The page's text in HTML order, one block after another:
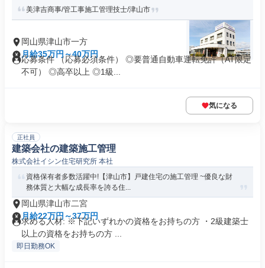
美津吉商事/管工事施工管理技士/津山市
岡山県津山市一方
月給35万円～40万円
応募条件 （応募必須条件） ◎要普通自動車運転免許（AT限定
不可） ◎高卒以上 ◎1級...
気になる
正社員
建築会社の建築施工管理
株式会社イシン住宅研究所 本社
資格保有者多数活躍中!【津山市】戸建住宅の施工管理 ~優良な財
務体質と大幅な成長率を誇る住...
岡山県津山市二宮
月給22万円～37万円
求める人材: ※下記いずれかの資格をお持ちの方 ・2級建築士
以上の資格をお持ちの方 ...
即日勤務OK